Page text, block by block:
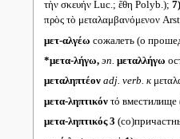
τὴν σκευήν Luc.; ἔθη Polyb.); 7)
πρὸς τὸ μεταλαμβανόμενον
μετ-αλγέω сожалеть (о
*μετα-λήγω, эп. μεταλλήγω
μεταληπτέον adj. verb. к
μετα-ληπτικόν τό вместилище
μετα-ληπτικός 3